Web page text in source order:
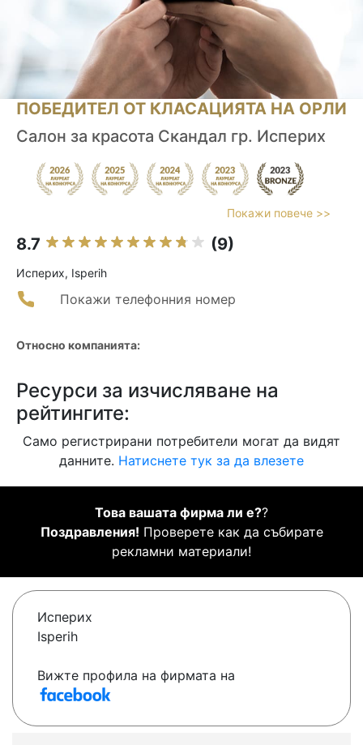
ПОБЕДИТЕЛ ОТ КЛАСАЦИЯТА НА ОРЛИ
Салон за красота Скандал гр. Исперих
Покажи повече >>
8.7 (9)
Исперих, Isperih
Покажи телефонния номер
Относно компанията:
Ресурси за изчисляване на
рейтингите:
Само регистрирани потребители могат да видят
данните. Натиснете тук за да влезете
Това вашата фирма ли е??
Поздравления! Проверете как да събирате
рекламни материали!
Исперих
Isperih
Вижте профила на фирмата на